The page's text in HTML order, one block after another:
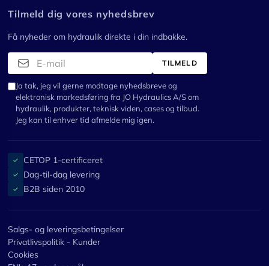
Tilmeld dig vores nyhedsbrev
Få nyheder om hydraulik direkte i din indbakke.
TILMELD
Ja tak, jeg vil gerne modtage nyhedsbreve og
elektronisk markedsføring fra JO Hydraulics A/S om
hydraulik, produkter, teknisk viden, cases og tilbud.
Jeg kan til enhver tid afmelde mig igen.
✓ CETOP 1-certificeret
✓ Dag-til-dag levering
✓ B2B siden 2010
Salgs- og leveringsbetingelser
Privatlivspolitik - Kunder
Cookies